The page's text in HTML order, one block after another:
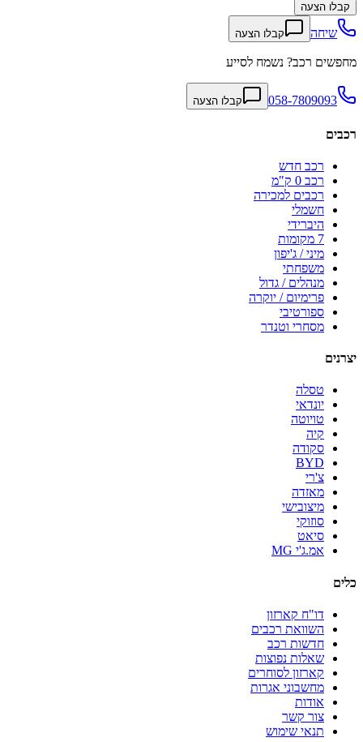
קבלו הצעה
שיחה קבלו הצעה
מחפשים רכב? נשמח לסייע
058-7809093 קבלו הצעה
רכבים
רכב חדש
רכב 0 ק"מ
רכבים למכירה
חשמלי
היברידי
7 מקומות
מיני / ג'יפון
משפחתי
מנהלים / גדול
פרימיום / יוקרה
ספורטיבי
מסחרי וטנדר
יצרנים
טסלה
יונדאי
טויוטה
קיה
סקודה
BYD
צ'רי
מאזדה
מיצובישי
סוזוקי
סיאט
אמ.ג'י MG
כלים
דו"ח קארזון
השוואת רכבים
חדשות רכב
שאלות נפוצות
קארזון לסוחרים
מחשבוני אגרות
אודות
צור קשר
תנאי שימוש